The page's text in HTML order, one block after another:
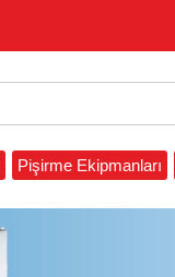
Pişirme Ekipmanları